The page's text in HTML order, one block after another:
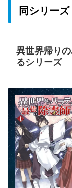
同シリーズ
異世界帰り
るシリーズ